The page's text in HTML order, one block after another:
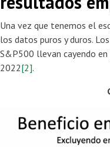
Una vez que tenemos el
los datos puros y duros.
S&P500 llevan cayendo
2022[2].